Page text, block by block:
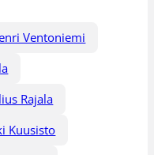
Ventoniemi
Rajala
Kuusisto